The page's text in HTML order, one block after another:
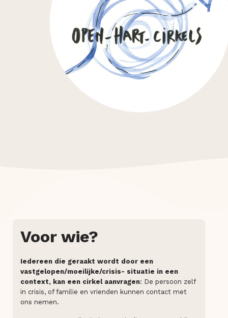
Voor wie?
Iedereen die geraakt wordt door een
vastgelopen/moeilijke/crisis- situatie in een
context, kan een cirkel aanvragen: De persoon zelf
in crisis, of familie en vrienden kunnen contact met
ons nemen.